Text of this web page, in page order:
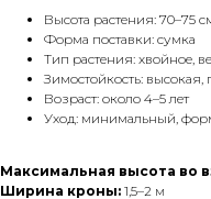
Высота растения: 70–75
Форма поставки: сумка
Тип растения: хвойное,
Зимостойкость:
Возраст: около 4–5 лет
Уход: минимальный,
Максимальная высота во
Ширина кроны: 1,5–2 м